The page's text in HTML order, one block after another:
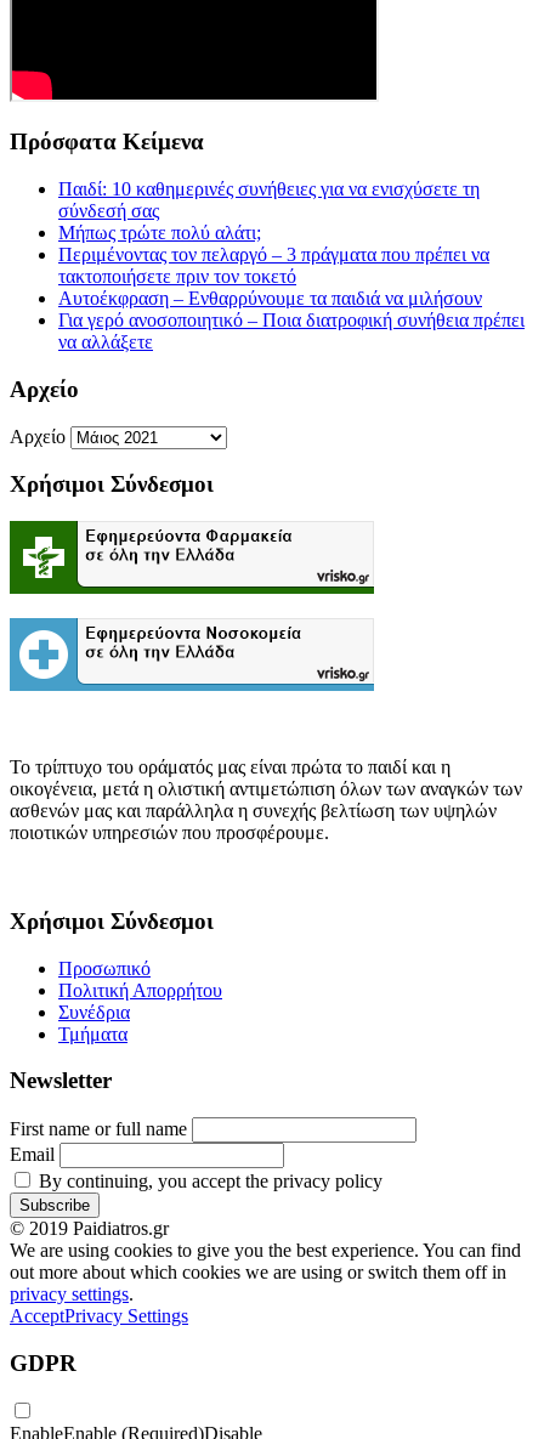
Πρόσφατα Κείμενα
Παιδί: 10 καθημερινές συνήθειες για να ενισχύσετε τη
σύνδεσή σας
Μήπως τρώτε πολύ αλάτι;
Περιμένοντας τον πελαργό – 3 πράγματα που πρέπει να
τακτοποιήσετε πριν τον τοκετό
Αυτοέκφραση – Ενθαρρύνουμε τα παιδιά να μιλήσουν
Για γερό ανοσοποιητικό – Ποια διατροφική συνήθεια πρέπει
να αλλάξετε
Αρχείο
Αρχείο
Χρήσιμοι Σύνδεσμοι
Το τρίπτυχο του οράματός μας είναι πρώτα το παιδί και η
οικογένεια, μετά η ολιστική αντιμετώπιση όλων των αναγκών των
ασθενών μας και παράλληλα η συνεχής βελτίωση των υψηλών
ποιοτικών υπηρεσιών που προσφέρουμε.
Χρήσιμοι Σύνδεσμοι
Προσωπικό
Πολιτική Απορρήτου
Συνέδρια
Τμήματα
Newsletter
First name or full name
Email
By continuing, you accept the privacy policy
© 2019 Paidiatros.gr
We are using cookies to give you the best experience. You can find
out more about which cookies we are using or switch them off in
privacy settings.
AcceptPrivacy Settings
GDPR
EnableEnable (Required)Disable